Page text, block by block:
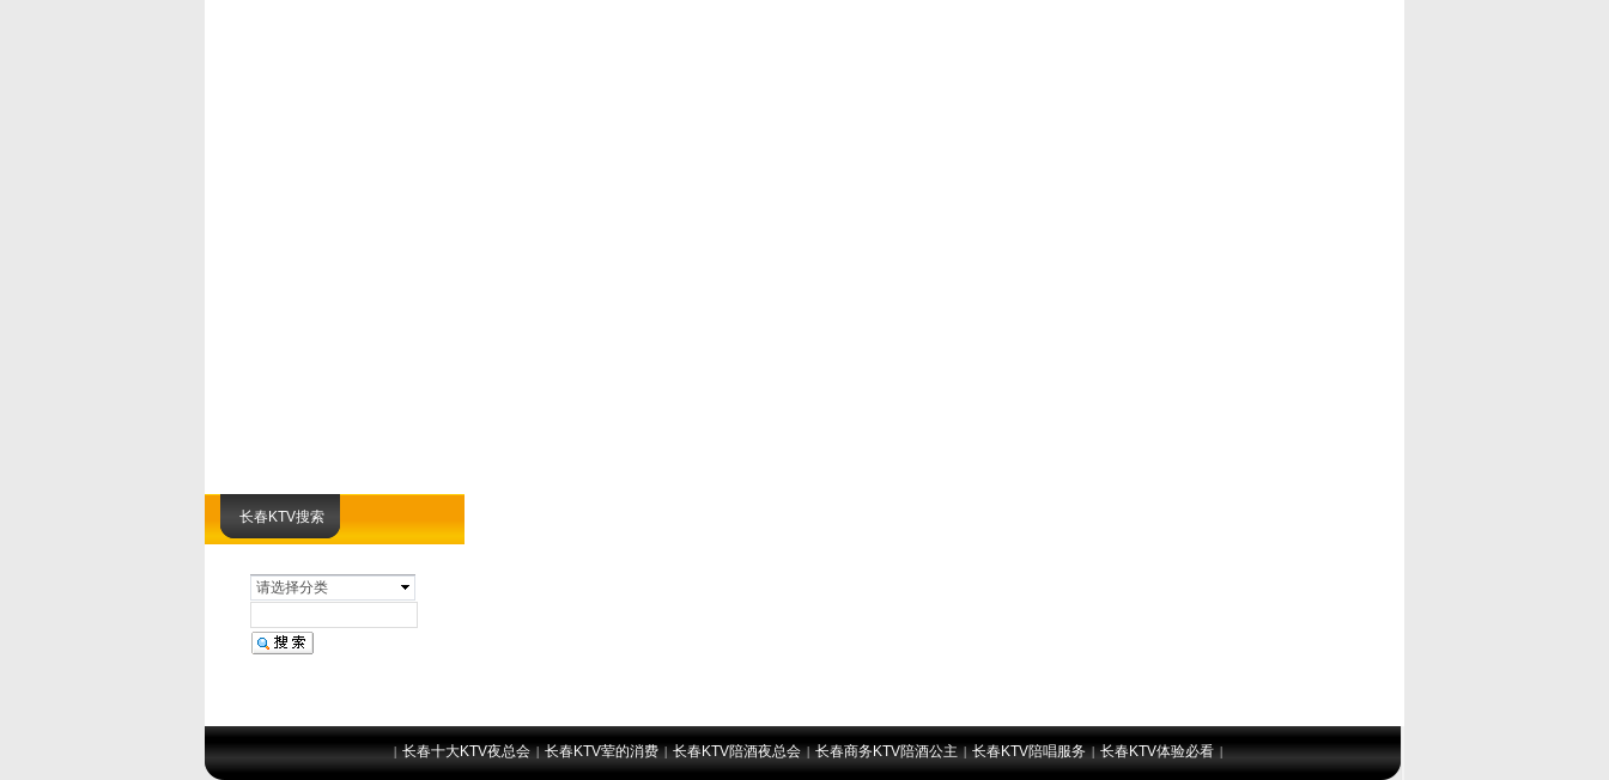
长春KTV搜索
请选择分类
|长春十大KTV夜总会 |长春KTV荤的消费 |长春KTV陪酒夜总会 |长春商务KTV陪酒公主 |长春KTV陪唱服务 |长春KTV体验必看 |